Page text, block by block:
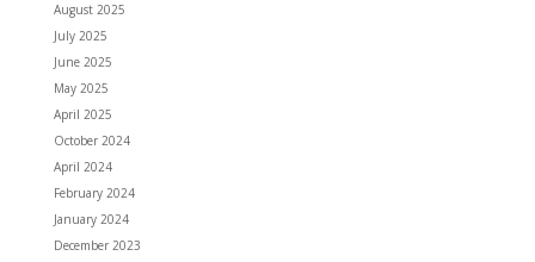
August 2025
July 2025
June 2025
May 2025
April 2025
October 2024
April 2024
February 2024
January 2024
December 2023